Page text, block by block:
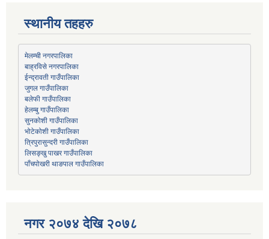
स्थानीय तहहरु
मेलम्ची नगरपालिका
बाह्रविसे नगरपालिका
ईन्द्रावती गाउँपालिका
जुगल गाउँपालिका
बलेफी गाउँपालिका
हेलम्बु गाउँपालिका
सुनकोशी गाउँपालिका
भोटेकोशी गाउँपालिका
त्रिपुरासुन्दरी गाउँपालिका
लिसङ्खु पाखर गाउँपालिका
पाँचपोखरी थाङपाल गाउँपालिका
नगर २०७४ देखि २०७८